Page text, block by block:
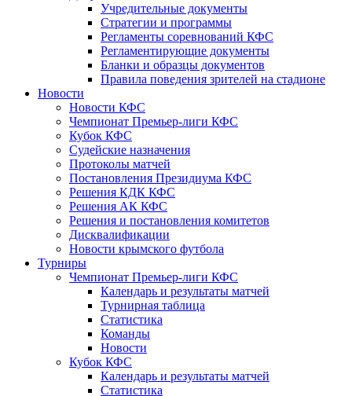
Учредительные документы
Стратегии и программы
Регламенты соревнований КФС
Регламентирующие документы
Бланки и образцы документов
Правила поведения зрителей на стадионе
Новости
Новости КФС
Чемпионат Премьер-лиги КФС
Кубок КФС
Судейские назначения
Протоколы матчей
Постановления Президиума КФС
Решения КДК КФС
Решения АК КФС
Решения и постановления комитетов
Дисквалификации
Новости крымского футбола
Турниры
Чемпионат Премьер-лиги КФС
Календарь и результаты матчей
Турнирная таблица
Статистика
Команды
Новости
Кубок КФС
Календарь и результаты матчей
Статистика